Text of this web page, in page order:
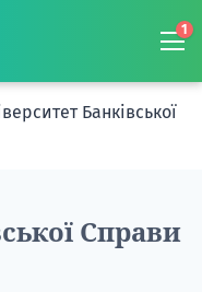
1
Банківської
Справи